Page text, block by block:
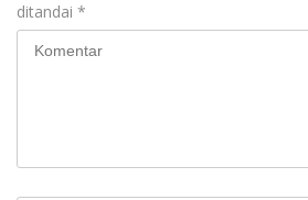
ditandai *